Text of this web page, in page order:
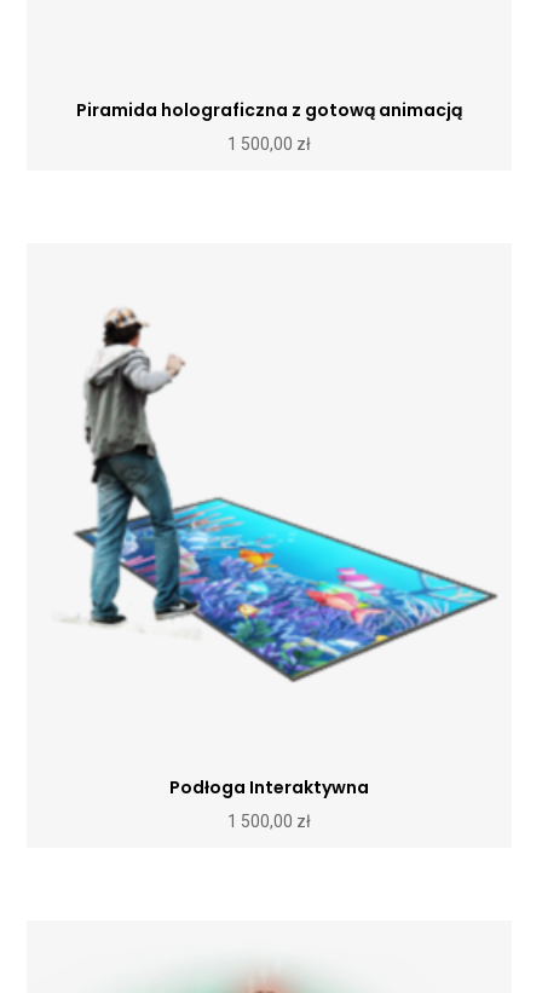
Piramida holograficzna z gotową animacją
1 500,00 zł
Podłoga Interaktywna
1 500,00 zł